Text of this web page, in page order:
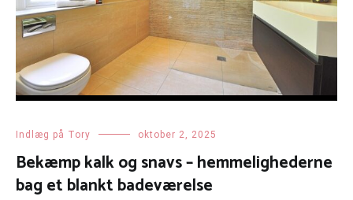
Indlæg på Tory oktober 2, 2025
Bekæmp kalk og snavs – hemmelighederne
bag et blankt badeværelse